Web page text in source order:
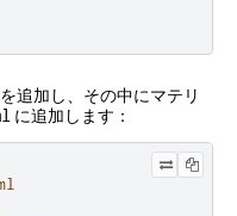
追加し、その中にマテリ
に追加します：